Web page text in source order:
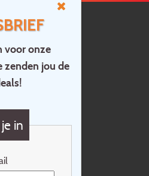
voor onze
zenden jou de
in
Home
Contact
Vragen?